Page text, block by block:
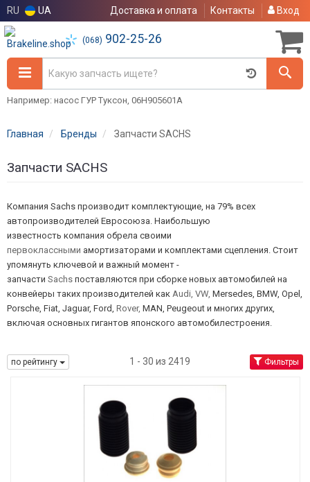
RU UA Доставка и оплата Контакты Вход
(068) 902-25-26
Например: насос ГУР Туксон, 06H905601A
Главная Бренды Запчасти SACHS
Запчасти SACHS
Компания Sachs производит комплектующие, на 79% всех
автопроизводителей Евросоюза. Наибольшую
известность компания обрела своими
первоклассными амортизаторами и комплектами сцепления. Стоит
упомянуть ключевой и важный момент -
запчасти Sachs поставляются при сборке новых автомобилей на
конвейеры таких производителей как Audi, VW, Mersedes, BMW, Opel,
Porsche, Fiat, Jaguar, Ford, Rover, MAN, Peugeout и многих других,
включая основных гигантов японского автомобилестроения.
по рейтингу 1 - 30 из 2419 Фильтры